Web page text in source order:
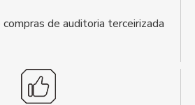
de auditoria terceirizada